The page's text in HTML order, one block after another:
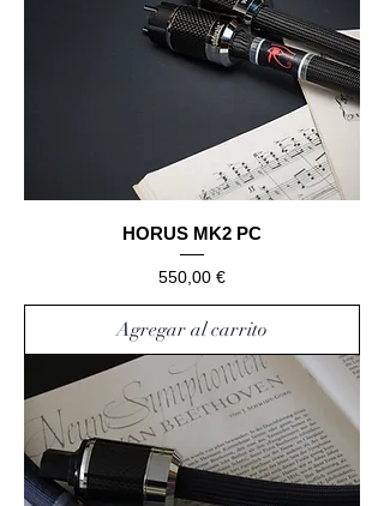
HORUS MK2 PC
Precio
550,00 €
Agregar al carrito